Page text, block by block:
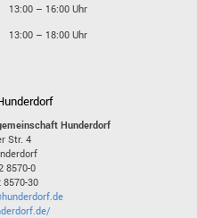
13:00 – 16:00 Uhr
13:00 – 18:00 Uhr
Hunderdorf
Str. 4
8570-0
8570-30